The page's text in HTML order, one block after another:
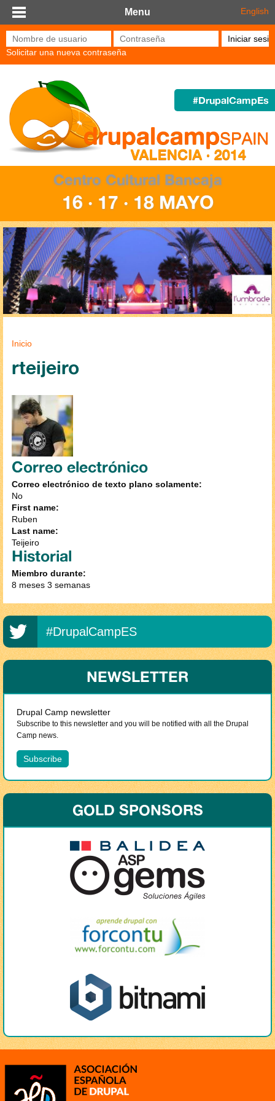
Pasar al contenido principal
Menu English
Nombre de usuario* Contraseña*
Solicitar una nueva contraseña
#DrupalCampEs
Centro Cultural Bancaja
16 · 17 · 18 MAYO
Se encuentra usted aquí
Inicio
rteijeiro
Correo electrónico
Correo electrónico de texto plano solamente:
No
First name:
Ruben
Last name:
Teijeiro
Historial
Miembro durante:
8 meses 3 semanas
#DrupalCampES
NEWSLETTER
Drupal Camp newsletter
Subscribe to this newsletter and you will be notified with all the Drupal
Camp news.
GOLD SPONSORS